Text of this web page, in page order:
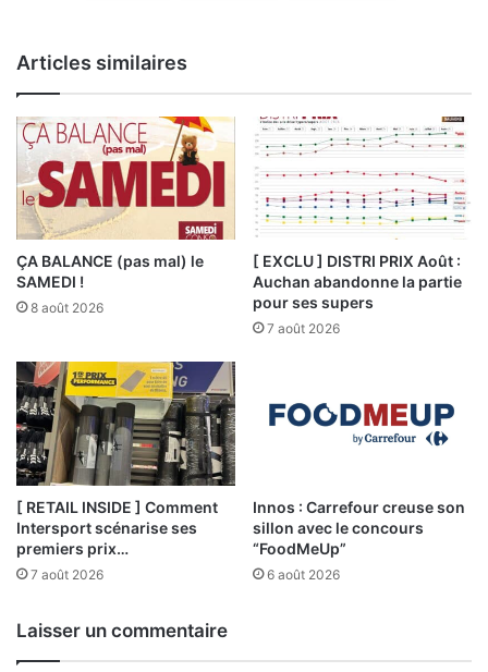
Articles similaires
ÇA BALANCE (pas mal) le
SAMEDI !
8 août 2026
[ EXCLU ] DISTRI PRIX Août :
Auchan abandonne la partie
pour ses supers
7 août 2026
[ RETAIL INSIDE ] Comment
Intersport scénarise ses
premiers prix…
7 août 2026
Innos : Carrefour creuse son
sillon avec le concours
“FoodMeUp”
6 août 2026
Laisser un commentaire